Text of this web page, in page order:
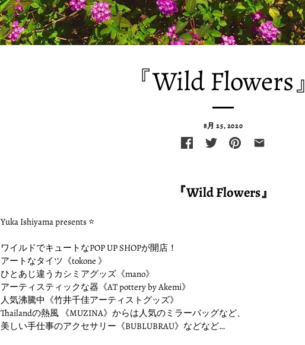
『Wild Flowers』
8月 25, 2020
『Wild Flowers』
Yuka Ishiyama presents ⭐️
ワイルドでキュートなPOP UP SHOPが開店！
アートなタイツ《tokone 》
ひとあじ違うカシミアグッズ《mano》
アーティスティックな器《AT pottery by Akemi》
人気沸騰中《竹井千佳アーティストグッズ》
Thailandの熱風 《MUZINA》からは人気のミラーバッグなど、
美しい手仕事のアクセサリー《BUBLUBRAU》などなど…